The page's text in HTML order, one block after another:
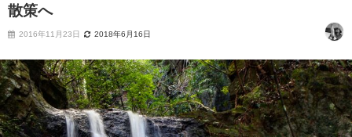
散策へ
2016年11月23日 2018年6月16日